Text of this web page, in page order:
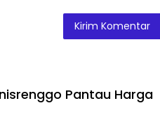
Pantau Harga